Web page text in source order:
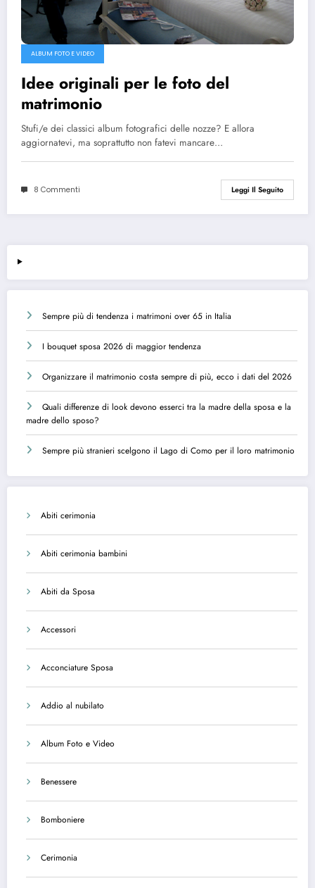
ALBUM FOTO E VIDEO
Idee originali per le foto del
matrimonio
Stufi/e dei classici album fotografici delle nozze? E allora
aggiornatevi, ma soprattutto non fatevi mancare…
8 Commenti Leggi Il Seguito
Sempre più di tendenza i matrimoni over 65 in Italia
I bouquet sposa 2026 di maggior tendenza
Organizzare il matrimonio costa sempre di più, ecco i dati del 2026
Quali differenze di look devono esserci tra la madre della sposa e la
madre dello sposo?
Sempre più stranieri scelgono il Lago di Como per il loro matrimonio
Abiti cerimonia
Abiti cerimonia bambini
Abiti da Sposa
Accessori
Acconciature Sposa
Addio al nubilato
Album Foto e Video
Benessere
Bomboniere
Cerimonia